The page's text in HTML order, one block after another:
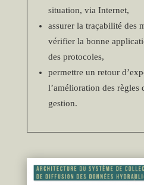
situation, via Internet,
assurer la traçabilité des
vérifier la bonne
des protocoles,
permettre un retour
l’amélioration des règles
gestion.